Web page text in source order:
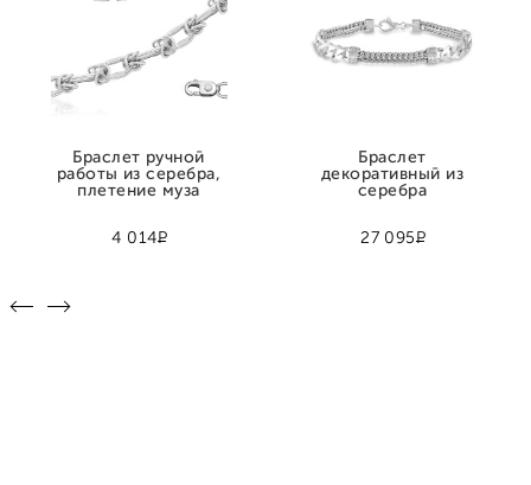
4 014Р
Браслет ручной
работы из серебра,
плетение муза
27 095Р
Браслет
декоративный из
серебра